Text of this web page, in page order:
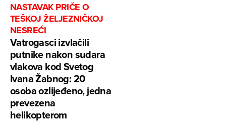
NASTAVAK PRIČE O
TEŠKOJ ŽELJEZNIČKOJ
NESREĆI
Vatrogasci izvlačili
putnike nakon sudara
vlakova kod Svetog
Ivana Žabnog: 20
osoba ozlijeđeno, jedna
prevezena
helikopterom